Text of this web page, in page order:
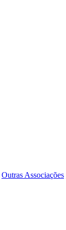
Outras Associações